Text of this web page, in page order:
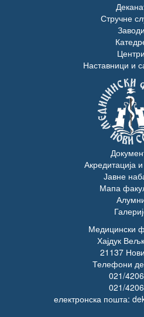
Стручне
Заводи
Центри
Наставници и
Акредитација
Јавне
Мапа
Медицински
Хајдук
21137
Телефони
021/
021/
електронска пошта: